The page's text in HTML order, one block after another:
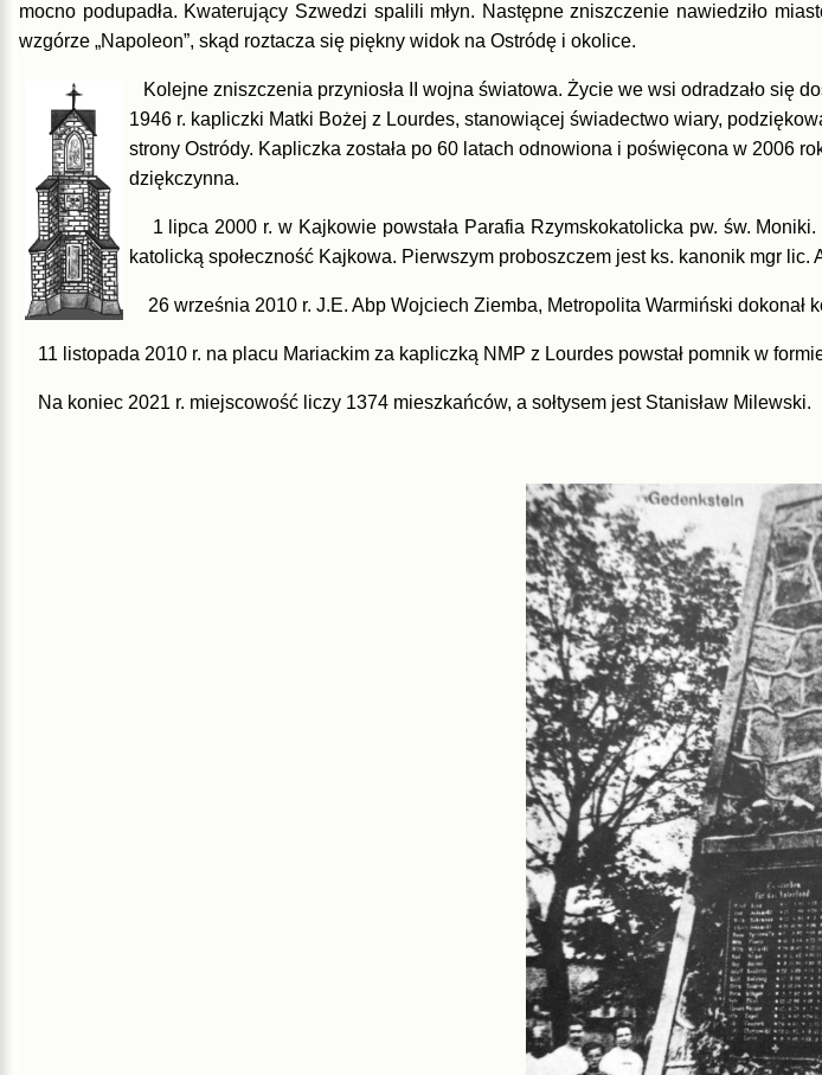
mocno podupadła. Kwaterujący Szwedzi spalili młyn. Następne zniszczenie nawiedziło
wzgórze „Napoleon”, skąd roztacza się piękny widok na Ostródę i okolice.
Kolejne zniszczenia przyniosła II wojna światowa. Życie we wsi odradzało się
1946 r. kapliczki Matki Bożej z Lourdes, stanowiącej świadectwo wiary,
strony Ostródy. Kapliczka została po 60 latach odnowiona i poświęcona w 2006
dziękczynna.
1 lipca 2000 r. w Kajkowie powstała Parafia Rzymskokatolicka pw. św.
katolicką społeczność Kajkowa. Pierwszym proboszczem jest ks. kanonik mgr lic.
26 września 2010 r. J.E. Abp Wojciech Ziemba, Metropolita Warmiński dokonał
11 listopada 2010 r. na placu Mariackim za kapliczką NMP z Lourdes powstał pomnik w
Na koniec 2021 r. miejscowość liczy 1374 mieszkańców, a sołtysem jest Stanisław Milewski.